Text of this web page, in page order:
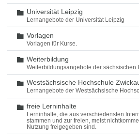
Ordner
Universität Leipzig
Lernangebote der Universität Leipzig
Ordner
Vorlagen
Vorlagen für Kurse.
Ordner
Weiterbildung
Weiterbildungsangebote der sächsischen
Ordner
Westsächsische Hochschule
Lernangebote der Westsächsische
Ordner
freie Lerninhalte
Lerninhalte, die aus verschiedensten
stammen und zur freien, meist
Nutzung freigegeben sind.